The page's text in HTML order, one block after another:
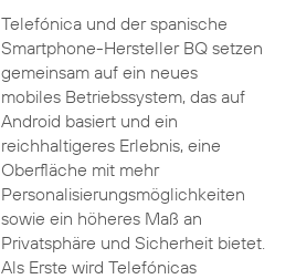
Telefónica und der spanische
Smartphone-Hersteller BQ setzen
gemeinsam auf ein neues
mobiles Betriebssystem, das auf
Android basiert und ein
reichhaltigeres Erlebnis, eine
Oberfläche mit mehr
Personalisierungsmöglichkeiten
sowie ein höheres Maß an
Privatsphäre und Sicherheit bietet.
Als Erste wird Telefónicas